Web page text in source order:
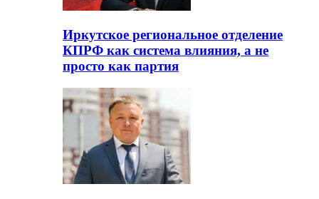
Иркутское региональное отделение
КПРФ как система влияния, а не
просто как партия